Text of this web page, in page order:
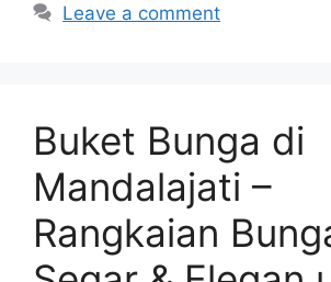
Leave a comment
Buket Bunga di
Mandalajati –
Rangkaian